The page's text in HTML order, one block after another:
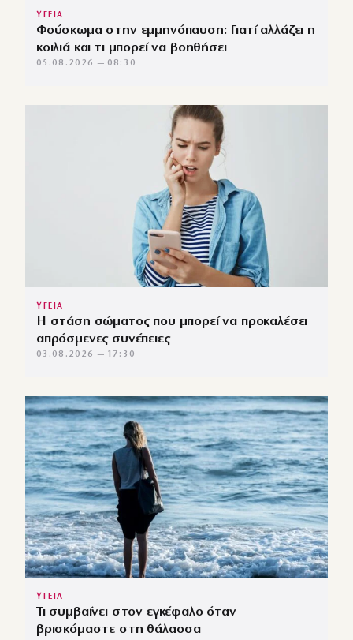
ΥΓΕΙΑ
Φούσκωμα στην εμμηνόπαυση: Γιατί αλλάζει η
κοιλιά και τι μπορεί να βοηθήσει
05.08.2026 — 08:30
ΥΓΕΙΑ
Η στάση σώματος που μπορεί να προκαλέσει
απρόσμενες συνέπειες
03.08.2026 — 17:30
ΥΓΕΙΑ
Τι συμβαίνει στον εγκέφαλο όταν
βρισκόμαστε στη θάλασσα